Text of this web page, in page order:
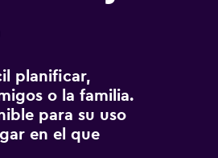
planificar,
o la familia.
para su uso
en el que